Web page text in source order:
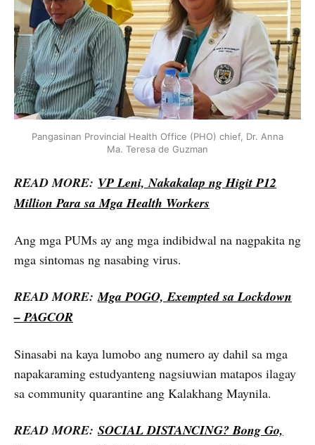
Pangasinan Provincial Health Office (PHO) chief, Dr. Anna
Ma. Teresa de Guzman
READ MORE: VP Leni, Nakakalap ng Higit P12
Million Para sa Mga Health Workers
Ang mga PUMs ay ang mga indibidwal na nagpakita ng
mga sintomas ng nasabing virus.
READ MORE:Mga POGO, Exempted sa Lockdown
– PAGCOR
Sinasabi na kaya lumobo ang numero ay dahil sa mga
napakaraming estudyanteng nagsiuwian matapos ilagay
sa community quarantine ang Kalakhang Maynila.
READ MORE: SOCIAL DISTANCING? Bong Go,